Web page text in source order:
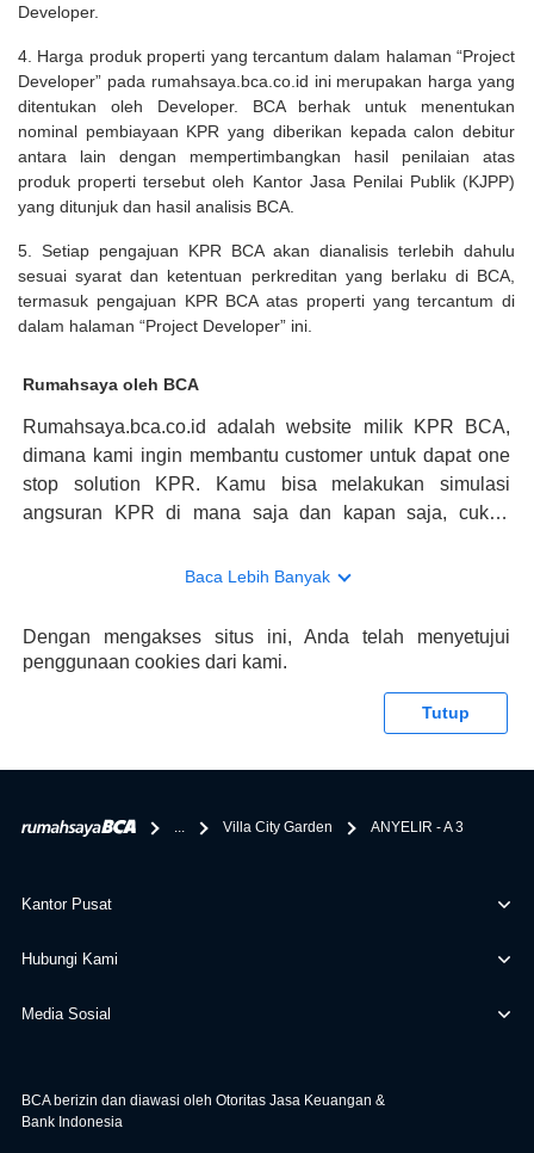
Developer.
4. Harga produk properti yang tercantum dalam halaman “Project
Developer” pada rumahsaya.bca.co.id ini merupakan harga yang
ditentukan oleh Developer. BCA berhak untuk menentukan
nominal pembiayaan KPR yang diberikan kepada calon debitur
antara lain dengan mempertimbangkan hasil penilaian atas
produk properti tersebut oleh Kantor Jasa Penilai Publik (KJPP)
yang ditunjuk dan hasil analisis BCA.
5. Setiap pengajuan KPR BCA akan dianalisis terlebih dahulu
sesuai syarat dan ketentuan perkreditan yang berlaku di BCA,
termasuk pengajuan KPR BCA atas properti yang tercantum di
dalam halaman “Project Developer” ini.
Rumahsaya oleh BCA
Rumahsaya.bca.co.id adalah website milik KPR BCA,
dimana kami ingin membantu customer untuk dapat one
stop solution KPR. Kamu bisa melakukan simulasi
angsuran KPR di mana saja dan kapan saja, cukup
konsultasi mengenai KPR, maka ada layanan live chat
memberikan keuntungan yang berlipat, persyaratan
pengajuan KPR BCA juga sangat mudah, kamu bisa cek
tentang properti disini BCA hanya sebagai pihak
bertanggung jawab terhadap informasi yang rekanan
Baca Lebih Banyak
Dengan mengakses situs ini, Anda telah menyetujui
penggunaan cookies dari kami.
Tutup
Villa City Garden ANYELIR - A 3
Kantor Pusat
Hubungi Kami
Media Sosial
BCA berizin dan diawasi oleh Otoritas Jasa Keuangan &
Bank Indonesia